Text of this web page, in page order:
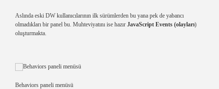
Aslında eski DW kullanıcılarının ilk sürümlerden bu yana pek de yabancı
olmadıkları bir panel bu. Muhteviyatını ise hazır JavaScript Events (olayları)
oluşturmakta.
Behaviors paneli menüsü